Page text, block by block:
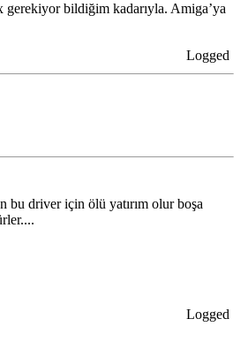
bildiğim kadarıyla. Amiga’ya
Logged
driver için ölü yatırım olur boşa
Logged